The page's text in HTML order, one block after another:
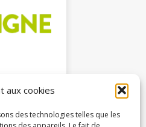
aux cookies
des technologies telles que les